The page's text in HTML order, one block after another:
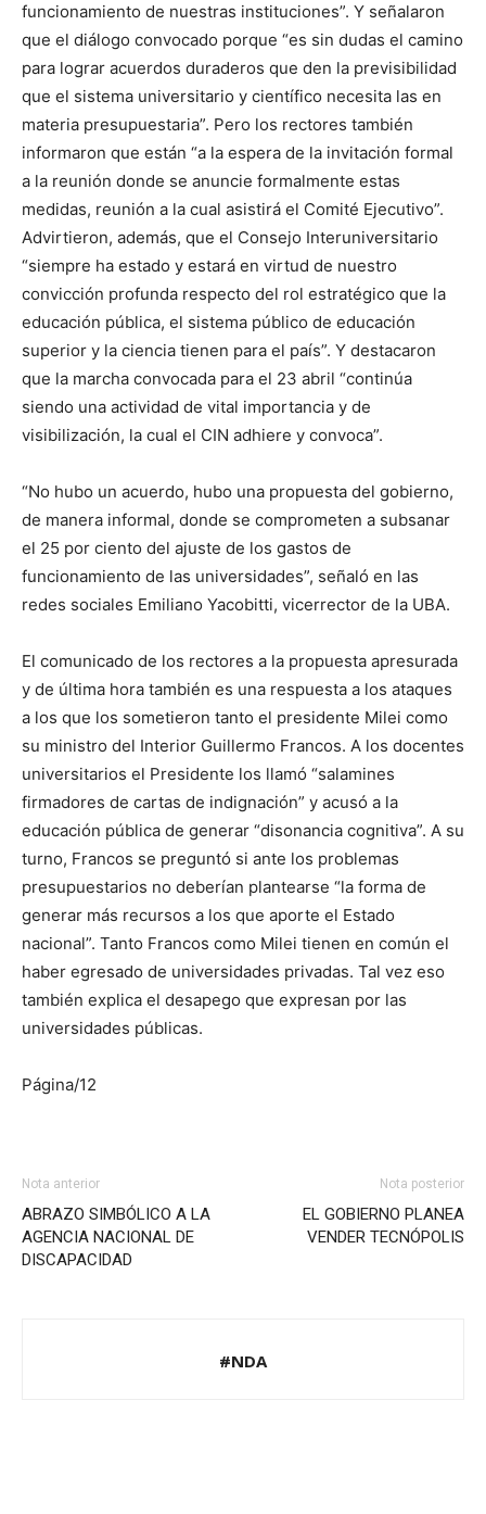
funcionamiento de nuestras instituciones”. Y señalaron
que el diálogo convocado porque “es sin dudas el camino
para lograr acuerdos duraderos que den la previsibilidad
que el sistema universitario y científico necesita las en
materia presupuestaria”. Pero los rectores también
informaron que están “a la espera de la invitación formal
a la reunión donde se anuncie formalmente estas
medidas, reunión a la cual asistirá el Comité Ejecutivo”.
Advirtieron, además, que el Consejo Interuniversitario
“siempre ha estado y estará en virtud de nuestro
convicción profunda respecto del rol estratégico que la
educación pública, el sistema público de educación
superior y la ciencia tienen para el país”. Y destacaron
que la marcha convocada para el 23 abril “continúa
siendo una actividad de vital importancia y de
visibilización, la cual el CIN adhiere y convoca”.
“No hubo un acuerdo, hubo una propuesta del gobierno,
de manera informal, donde se comprometen a subsanar
el 25 por ciento del ajuste de los gastos de
funcionamiento de las universidades”, señaló en las
redes sociales Emiliano Yacobitti, vicerrector de la UBA.
El comunicado de los rectores a la propuesta apresurada
y de última hora también es una respuesta a los ataques
a los que los sometieron tanto el presidente Milei como
su ministro del Interior Guillermo Francos. A los docentes
universitarios el Presidente los llamó “salamines
firmadores de cartas de indignación” y acusó a la
educación pública de generar “disonancia cognitiva”. A su
turno, Francos se preguntó si ante los problemas
presupuestarios no deberían plantearse “la forma de
generar más recursos a los que aporte el Estado
nacional”. Tanto Francos como Milei tienen en común el
haber egresado de universidades privadas. Tal vez eso
también explica el desapego que expresan por las
universidades públicas.
Página/12
Nota anterior
ABRAZO SIMBÓLICO A LA
AGENCIA NACIONAL DE
DISCAPACIDAD
Nota posterior
EL GOBIERNO PLANEA
VENDER TECNÓPOLIS
#NDA